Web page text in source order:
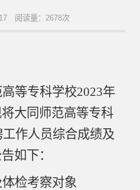
阅读量：2678次
等专科学校2023年
大同师范高等专科
作人员综合成绩及
如下：
检考察对象